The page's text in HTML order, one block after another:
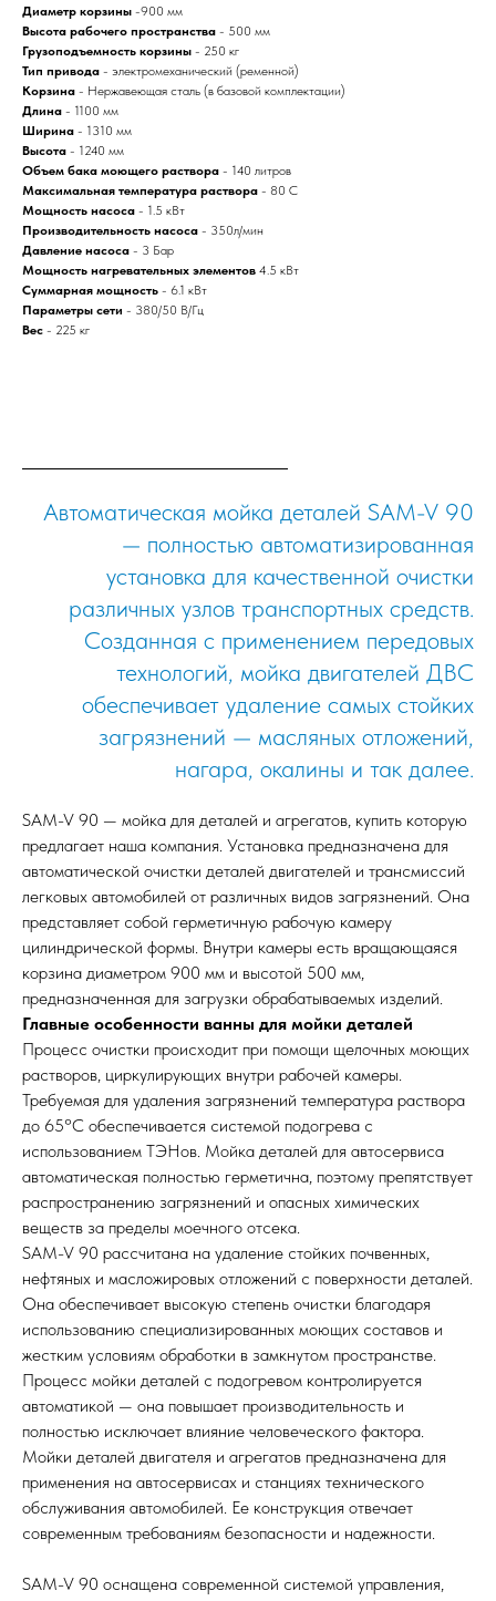
Диаметр корзины -900 мм
Высота рабочего пространства - 500 мм
Грузоподъемность корзины - 250 кг
Тип привода - электромеханический (ременной)
Корзина - Нержавеющая сталь (в базовой комплектации)
Длина - 1100 мм
Ширина - 1310 мм
Высота - 1240 мм
Объем бака моющего раствора - 140 литров
Максимальная температура раствора - 80 С
Мощность насоса - 1.5 кВт
Производительность насоса - 350л/мин
Давление насоса - 3 Бар
Мощность нагревательных элементов 4.5 кВт
Суммарная мощность - 6.1 кВт
Параметры сети - 380/50 В/Гц
Вес - 225 кг
Автоматическая мойка деталей SAM-V 90
— полностью автоматизированная
установка для качественной очистки
различных узлов транспортных средств.
Созданная с применением передовых
технологий, мойка двигателей ДВС
обеспечивает удаление самых стойких
загрязнений — масляных отложений,
нагара, окалины и так далее.
SAM-V 90 — мойка для деталей и агрегатов, купить которую
предлагает наша компания. Установка предназначена для
автоматической очистки деталей двигателей и трансмиссий
легковых автомобилей от различных видов загрязнений. Она
представляет собой герметичную рабочую камеру
цилиндрической формы. Внутри камеры есть вращающаяся
корзина диаметром 900 мм и высотой 500 мм,
предназначенная для загрузки обрабатываемых изделий.
Главные особенности ванны для мойки деталей
Процесс очистки происходит при помощи щелочных моющих
растворов, циркулирующих внутри рабочей камеры.
Требуемая для удаления загрязнений температура раствора
до 65°C обеспечивается системой подогрева с
использованием ТЭНов. Мойка деталей для автосервиса
автоматическая полностью герметична, поэтому препятствует
распространению загрязнений и опасных химических
веществ за пределы моечного отсека.
SAM-V 90 рассчитана на удаление стойких почвенных,
нефтяных и масложировых отложений с поверхности деталей.
Она обеспечивает высокую степень очистки благодаря
использованию специализированных моющих составов и
жестким условиям обработки в замкнутом пространстве.
Процесс мойки деталей с подогревом контролируется
автоматикой — она повышает производительность и
полностью исключает влияние человеческого фактора.
Мойки деталей двигателя и агрегатов предназначена для
применения на автосервисах и станциях технического
обслуживания автомобилей. Ее конструкция отвечает
современным требованиям безопасности и надежности.
SAM-V 90 оснащена современной системой управления,